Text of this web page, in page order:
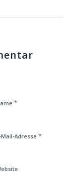
*
Mail-Adresse *